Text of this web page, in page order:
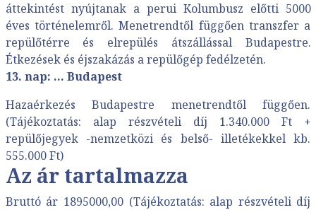
áttekintést nyújtanak a perui Kolumbusz előtti 5000
éves történelemről. Menetrendtől függően transzfer a
repülőtérre és elrepülés átszállással Budapestre.
Étkezések és éjszakázás a repülőgép fedélzetén.
13. nap: ... Budapest
Hazaérkezés Budapestre menetrendtől függően.
(Tájékoztatás: alap részvételi díj 1.340.000 Ft +
repülőjegyek -nemzetközi és belső- illetékekkel kb.
555.000 Ft)
Az ár tartalmazza
Bruttó ár 1895000,00 (Tájékoztatás: alap részvételi díj